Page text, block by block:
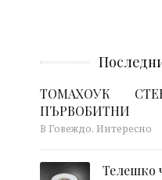
ТОМАХОУК
ПЪРВОБИТНИ
В Говеждо, Интересно
Телешко